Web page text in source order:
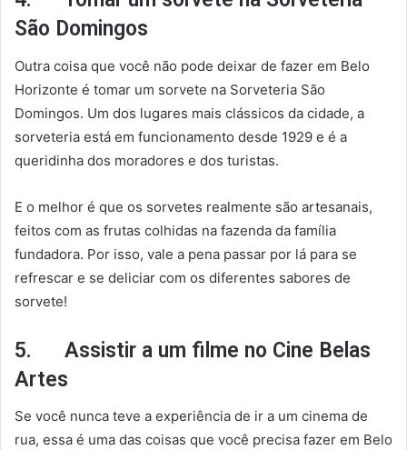
São Domingos
Outra coisa que você não pode deixar de fazer em Belo
Horizonte é tomar um sorvete na Sorveteria São
Domingos. Um dos lugares mais clássicos da cidade, a
sorveteria está em funcionamento desde 1929 e é a
queridinha dos moradores e dos turistas.
E o melhor é que os sorvetes realmente são artesanais,
feitos com as frutas colhidas na fazenda da família
fundadora. Por isso, vale a pena passar por lá para se
refrescar e se deliciar com os diferentes sabores de
sorvete!
5. Assistir a um filme no Cine Belas
Artes
Se você nunca teve a experiência de ir a um cinema de
rua, essa é uma das coisas que você precisa fazer em Belo